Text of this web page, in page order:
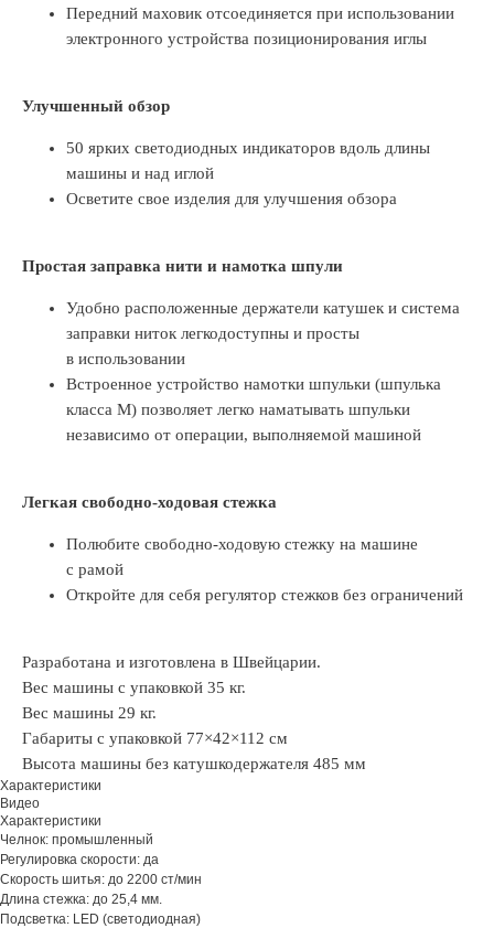
Передний маховик отсоединяется при использовании
электронного устройства позиционирования иглы
Улучшенный обзор
50 ярких светодиодных индикаторов вдоль длины
машины и над иглой
Осветите свое изделия для улучшения обзора
Простая заправка нити и намотка шпули
Удобно расположенные держатели катушек и система
заправки ниток легкодоступны и просты
в использовании
Встроенное устройство намотки шпульки (шпулька
класса М) позволяет легко наматывать шпульки
независимо от операции, выполняемой машиной
Легкая свободно-ходовая стежка
Полюбите свободно-ходовую стежку на машине
с рамой
Откройте для себя регулятор стежков без ограничений
Разработана и изготовлена в Швейцарии.
Вес машины с упаковкой 35 кг.
Вес машины 29 кг.
Габариты с упаковкой 77×42×112 см
Высота машины без катушкодержателя 485 мм
Характеристики
Видео
Характеристики
Челнок: промышленный
Регулировка скорости: да
Скорость шитья: до 2200 ст/мин
Длина стежка: до 25,4 мм.
Подсветка: LED (светодиодная)